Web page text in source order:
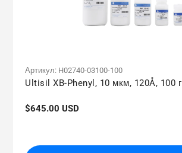
Артикул: H02740-03100-100
Ultisil XB-Phenyl, 10 мкм, 120Å, 100 г
Обычная
$645.00 USD